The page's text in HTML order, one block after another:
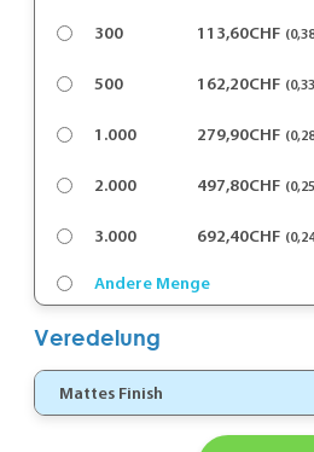
300 113,60CHF
500 162,20CHF
1.000 279,90CHF
2.000 497,80CHF
3.000 692,40CHF
Andere Menge
Veredelung
Mattes Finish